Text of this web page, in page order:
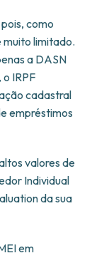
como
limitado.
a DASN
IRPF
cadastral
empréstimos
valores de
Individual
da sua
em